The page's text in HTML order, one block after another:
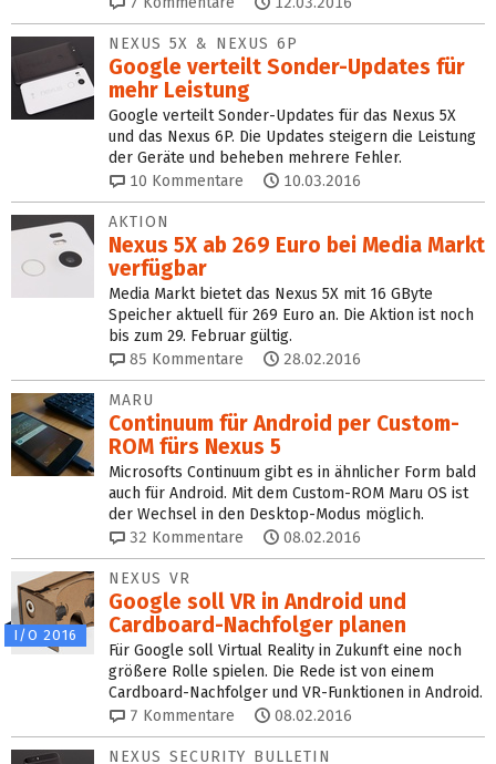
NEXUS 5X & NEXUS 6P
Google verteilt Sonder-Updates für
mehr Leistung
Google verteilt Sonder-Updates für das Nexus 5X
und das Nexus 6P. Die Updates steigern die Leistung
der Geräte und beheben mehrere Fehler.
10 Kommentare 10.03.2016
AKTION
Nexus 5X ab 269 Euro bei Media Markt
verfügbar
Media Markt bietet das Nexus 5X mit 16 GByte
Speicher aktuell für 269 Euro an. Die Aktion ist noch
bis zum 29. Februar gültig.
85 Kommentare 28.02.2016
MARU
Continuum für Android per Custom-
ROM fürs Nexus 5
Microsofts Continuum gibt es in ähnlicher Form bald
auch für Android. Mit dem Custom-ROM Maru OS ist
der Wechsel in den Desktop-Modus möglich.
32 Kommentare 08.02.2016
I/O 2016
NEXUS VR
Google soll VR in Android und
Cardboard-Nachfolger planen
Für Google soll Virtual Reality in Zukunft eine noch
größere Rolle spielen. Die Rede ist von einem
Cardboard-Nachfolger und VR-Funktionen in Android.
7 Kommentare 08.02.2016
NEXUS SECURITY BULLETIN